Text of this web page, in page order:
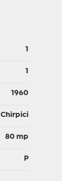
1960
Chirpici
80 mp
P